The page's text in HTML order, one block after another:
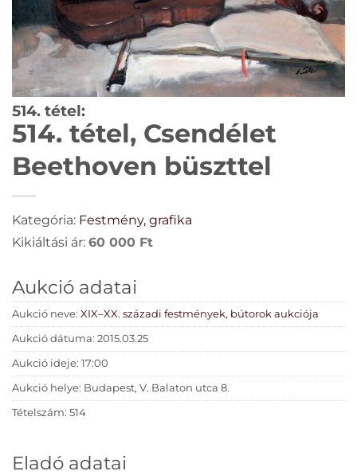
514. tétel:
514. tétel, Csendélet
Beethoven büszttel
Kategória: Festmény, grafika
Kikiáltási ár: 60 000 Ft
Aukció adatai
Aukció neve: XIX–XX. századi festmények, bútorok aukciója
Aukció dátuma: 2015.03.25
Aukció ideje: 17:00
Aukció helye: Budapest, V. Balaton utca 8.
Tételszám: 514
Eladó adatai